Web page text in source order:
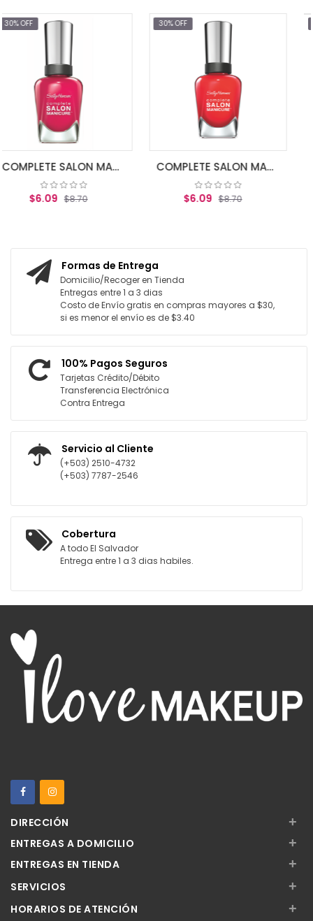
COMPLETE SALON MANICURE TICKLE ME PIN
30% OFF
COMPLETE SALON MANICURE ALL FIRED UP
30% OFF
AGREGAR AL
Formas de Entrega
Domicilio/Recoger en Tienda
Entregas entre 1 a 3 dias
Costo de Envío gratis en compras mayores a $30,
si es menor el envío es de $3.40
100% Pagos Seguros
Tarjetas Crédito/Débito
Transferencia Electrónica
Contra Entrega
Servicio al Cliente
(+503) 2510-4732
(+503) 7787-2546
Cobertura
A todo El Salvador
Entrega entre 1 a 3 dias habiles.
DIRECCIÓN +
ENTREGAS A DOMICILIO +
ENTREGAS EN TIENDA +
SERVICIOS +
HORARIOS DE ATENCIÓN +